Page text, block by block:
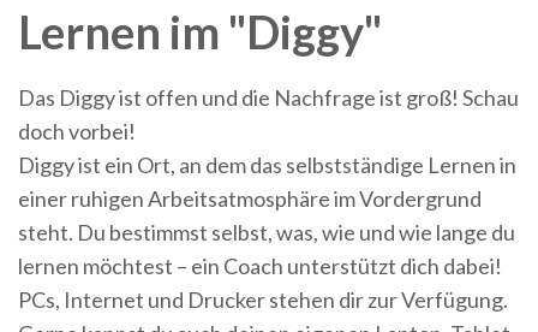
Lernen im "Diggy"
Das Diggy ist offen und die Nachfrage ist groß! Schau
doch vorbei!
Diggy ist ein Ort, an dem das selbstständige Lernen in
einer ruhigen Arbeitsatmosphäre im Vordergrund
steht. Du bestimmst selbst, was, wie und wie lange du
lernen möchtest – ein Coach unterstützt dich dabei!
PCs, Internet und Drucker stehen dir zur Verfügung.